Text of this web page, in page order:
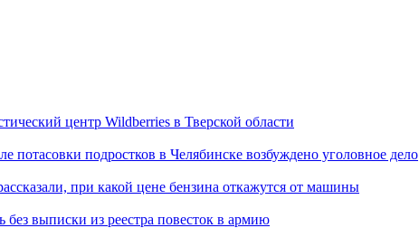
центр Wildberries в Тверской области
потасовки подростков в Челябинске возбуждено уголовное дело
при какой цене бензина откажутся от машины
без выписки из реестра повесток в армию